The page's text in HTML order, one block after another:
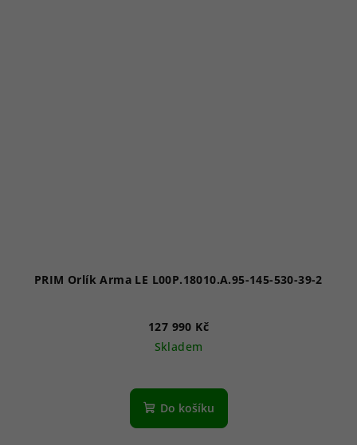
PRIM Orlík Arma LE L00P.18010.A.95-145-530-39-2
127 990 Kč
Skladem
Do košíku